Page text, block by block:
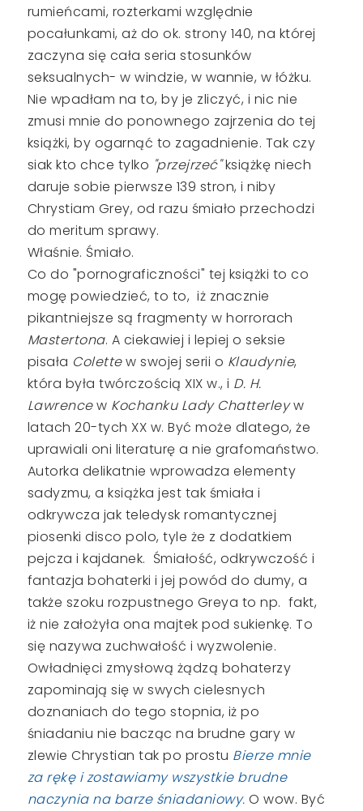
rumieńcami, rozterkami względnie
pocałunkami, aż do ok. strony 140, na której
zaczyna się cała seria stosunków
seksualnych- w windzie, w wannie, w łóżku.
Nie wpadłam na to, by je zliczyć, i nic nie
zmusi mnie do ponownego zajrzenia do tej
książki, by ogarnąć to zagadnienie. Tak czy
siak kto chce tylko "przejrzeć"książkę niech
daruje sobie pierwsze 139 stron, i niby
Chrystiam Grey, od razu śmiało przechodzi
do meritum sprawy.
Właśnie. Śmiało.
Co do "pornograficzności" tej książki to co
mogę powiedzieć, to to, iż znacznie
pikantniejsze są fragmenty w horrorach
Mastertona. A ciekawiej i lepiej o seksie
pisała Colettew swojej serii o Klaudynie,
która była twórczością XIX w., i D. H.
Lawrencew Kochanku Lady Chatterleyw
latach 20-tych XX w. Być może dlatego, że
uprawiali oni literaturę a nie grafomaństwo.
Autorka delikatnie wprowadza elementy
sadyzmu, a książka jest tak śmiała i
odkrywcza jak teledysk romantycznej
piosenki disco polo, tyle że z dodatkiem
pejcza i kajdanek. Śmiałość, odkrywczość i
fantazja bohaterki i jej powód do dumy, a
także szoku rozpustnego Greya to np. fakt,
iż nie założyła ona majtek pod sukienkę. To
się nazywa zuchwałość i wyzwolenie.
Owładnięci zmysłową żądzą bohaterzy
zapominają się w swych cielesnych
doznaniach do tego stopnia, iż po
śniadaniu nie bacząc na brudne gary w
zlewie Chrystian tak po prostu Bierze mnie
za rękę i zostawiamy wszystkie brudne
naczynia na barze śniadaniowy. O wow. Być